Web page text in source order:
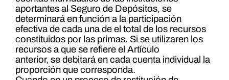
aportantes al Seguro de Depósitos, se
determinará en función a la participación
efectiva de cada una de el total de los recursos
constituidos por las primas. Si se utilizaren los
recursos a que se refiere el Artículo
anterior, se debitará en cada cuenta individual la
proporción que corresponda.